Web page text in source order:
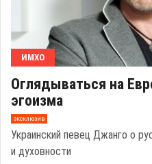
ИМХО
Оглядываться на
эгоизма
эксклюзив
Украинский певец Джанго о
и духовности